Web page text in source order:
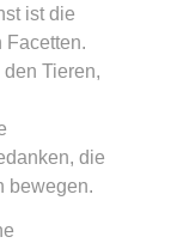
ist die
Facetten.
Tieren,
die
bewegen.